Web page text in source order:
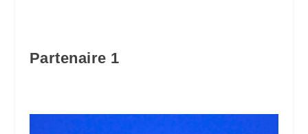
Partenaire 1